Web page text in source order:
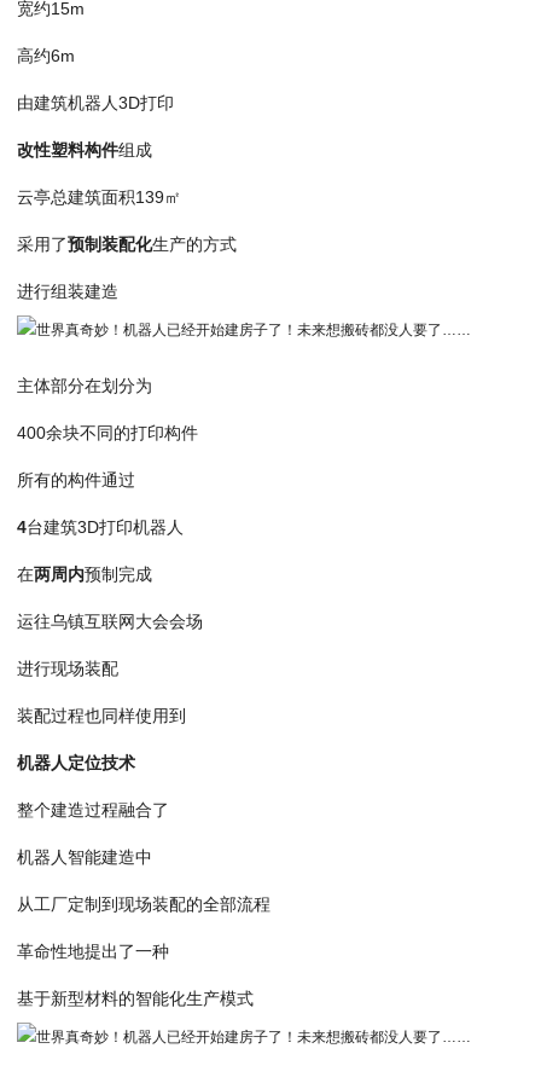
宽约15m
高约6m
由建筑机器人3D打印
改性塑料构件组成
云亭总建筑面积139㎡
采用了预制装配化生产的方式
进行组装建造
主体部分在划分为
400余块不同的打印构件
所有的构件通过
4台建筑3D打印机器人
在两周内预制完成
运往乌镇互联网大会会场
进行现场装配
装配过程也同样使用到
机器人定位技术
整个建造过程融合了
机器人智能建造中
从工厂定制到现场装配的全部流程
革命性地提出了一种
基于新型材料的智能化生产模式